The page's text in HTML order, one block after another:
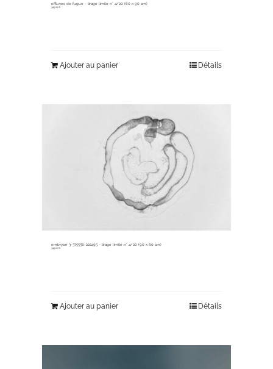
effluves de fugue ~ tirage limité n° 4/20 (60 x 90 cm)
345,00€
Ajouter au panier Détails
embryon 3-375556-222495 ~ tirage limité n° 4/20 (90 x 60 cm)
345,00€
Ajouter au panier Détails